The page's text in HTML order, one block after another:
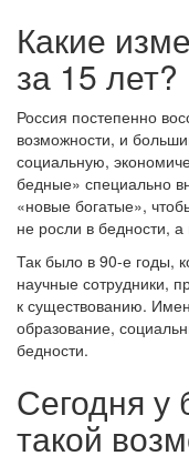
Какие
за 15 лет?
Россия постепенно
возможности, и
социальную,
бедные» специально
«новые богатые»,
не росли в бедности,
Так было в 90-е годы,
научные сотрудники,
к существованию.
образование,
бедности.
Сегодня у
такой